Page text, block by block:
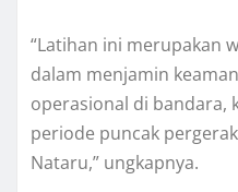
“Latihan ini merupakan
dalam menjamin
operasional di bandara,
periode puncak
Nataru,” ungkapnya.